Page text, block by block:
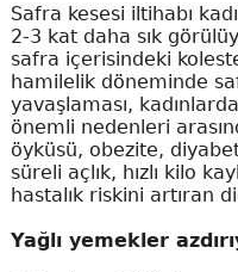
Safra kesesi iltihabı
2-3 kat daha sık
safra içerisindeki
hamilelik döneminde
yavaşlaması,
önemli nedenleri
öyküsü, obezite,
süreli açlık, hızlı kilo
hastalık riskini artıran
Yağlı yemekler